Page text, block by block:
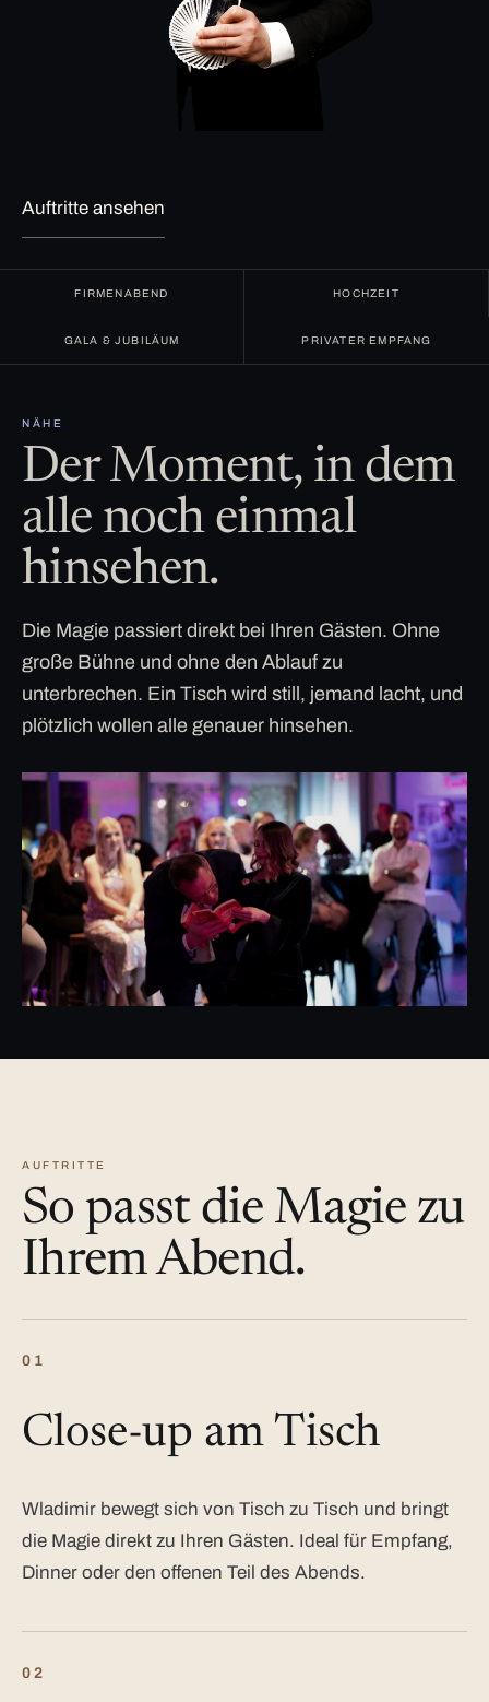
Auftritte ansehen
FIRMENABEND HOCHZEIT
GALA & JUBILÄUM PRIVATER EMPFANG
NÄHE
Der Moment, in dem
alle noch einmal
hinsehen.
Die Magie passiert direkt bei Ihren Gästen. Ohne
große Bühne und ohne den Ablauf zu
unterbrechen. Ein Tisch wird still, jemand lacht, und
plötzlich wollen alle genauer hinsehen.
AUFTRITTE
So passt die Magie zu
Ihrem Abend.
01
Close-up am Tisch
Wladimir bewegt sich von Tisch zu Tisch und bringt
die Magie direkt zu Ihren Gästen. Ideal für Empfang,
Dinner oder den offenen Teil des Abends.
02